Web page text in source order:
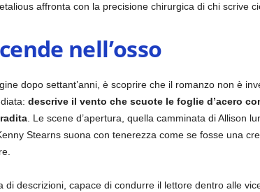
affronta con la precisione chirurgica di chi scrive
nell’osso
dopo settant’anni, è scoprire che il romanzo non è
descrive il vento che scuote le foglie d’acero
. Le scene d’apertura, quella camminata di Allison
Stearns suona con tenerezza come se fosse una
di descrizioni, capace di condurre il lettore dentro alle